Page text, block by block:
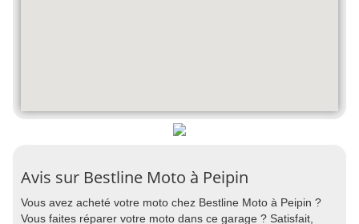
Avis sur Bestline Moto à Peipin
Vous avez acheté votre moto chez Bestline Moto à Peipin ?
Vous faites réparer votre moto dans ce garage ? Satisfait,